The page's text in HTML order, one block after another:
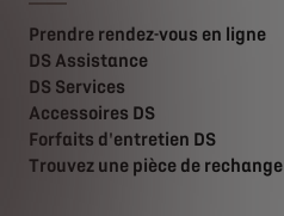
Prendre rendez-vous en ligne
DS Assistance
DS Services
Accessoires DS
Forfaits d'entretien DS
Trouvez une pièce de rechange